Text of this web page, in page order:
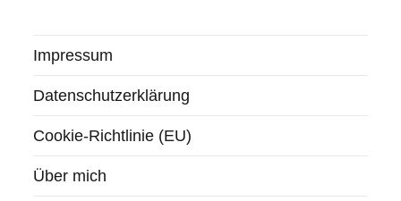
Impressum
Datenschutzerklärung
Cookie-Richtlinie (EU)
Über mich